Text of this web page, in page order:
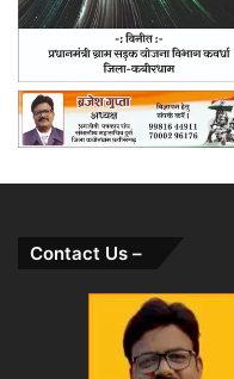
Contact Us –